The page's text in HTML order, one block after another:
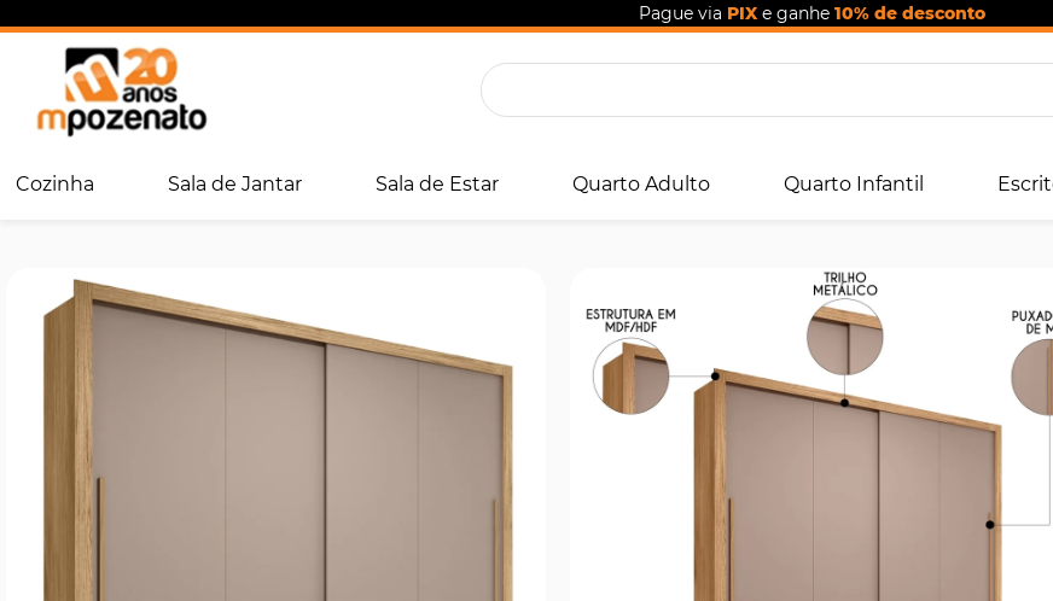
Pague via PIXe ganhe 10% de desconto
Cozinha Sala de Jantar Sala de Estar Quarto Adulto Quarto Infantil